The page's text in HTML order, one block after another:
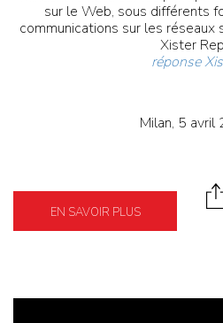
sur le Web, sous différents
communications sur les réseaux
Xister
réponse
Milan, 5 avril
EN SAVOIR PLUS